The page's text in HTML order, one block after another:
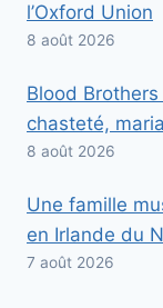
l’Oxford Union
8 août 2026
Blood
chasteté,
8 août 2026
Une famille
en Irlande du
7 août 2026